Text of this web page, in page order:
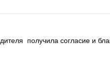
получила согласие и